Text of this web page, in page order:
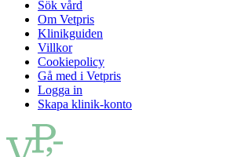
Sök vård
Om Vetpris
Klinikguiden
Villkor
Cookiepolicy
Gå med i Vetpris
Logga in
Skapa klinik-konto